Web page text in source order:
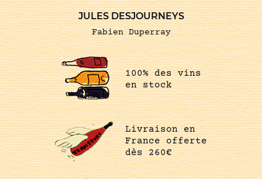
JULES DESJOURNEYS
Fabien Duperray
100% des vins
en stock
Livraison en
France offerte
dès 260€